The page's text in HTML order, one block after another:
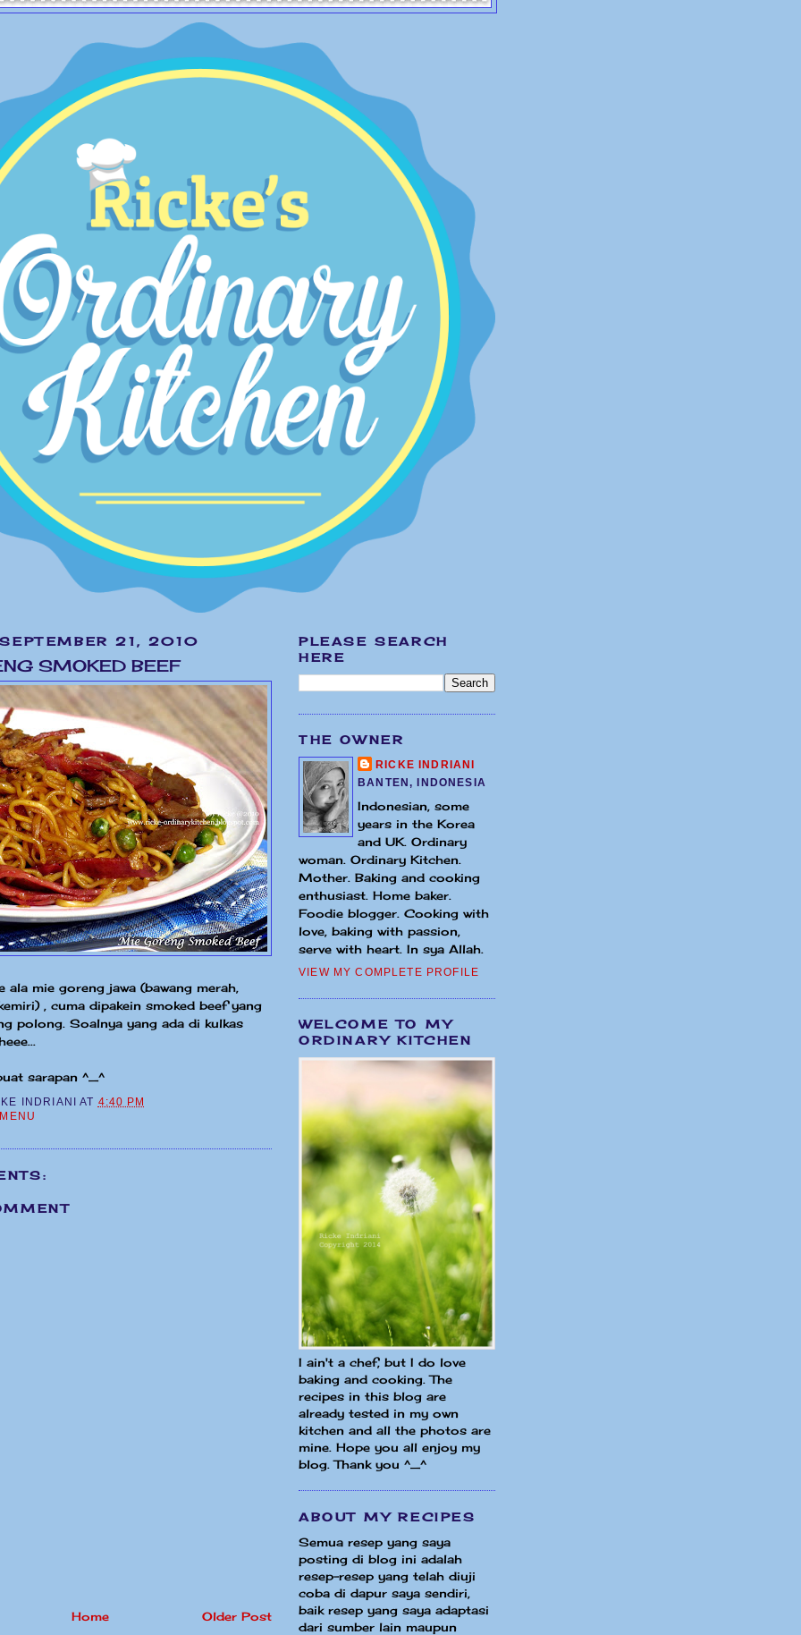
21, 2010
SMOKED BEEF
ala mie goreng jawa (bawang merah,
, cuma dipakein smoked beef yang
polong. Soalnya yang ada di kulkas
sarapan ^_^
INDRIANI AT 4:40 PM
Older Post
Home
PLEASE SEARCH
HERE
THE OWNER
RICKE INDRIANI
BANTEN, INDONESIA
Indonesian, some
years in the Korea
and UK. Ordinary
woman. Ordinary Kitchen.
Mother. Baking and cooking
enthusiast. Home baker.
Foodie blogger. Cooking with
love, baking with passion,
serve with heart. In sya Allah.
VIEW MY COMPLETE PROFILE
WELCOME TO MY
ORDINARY KITCHEN
I ain't a chef, but I do love
baking and cooking. The
recipes in this blog are
already tested in my own
kitchen and all the photos are
mine. Hope you all enjoy my
blog. Thank you ^_^
ABOUT MY RECIPES
Semua resep yang saya
posting di blog ini adalah
resep-resep yang telah diuji
coba di dapur saya sendiri,
baik resep yang saya adaptasi
dari sumber lain maupun